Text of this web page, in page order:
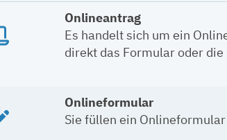
Onlineantrag
Es handelt sich um ein
direkt das Formular oder
Onlineformular
Sie füllen ein